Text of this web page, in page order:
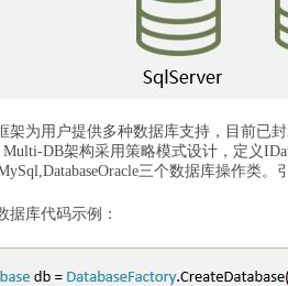
架为用户提供多种数据库支持，目前已
DB架构采用策略模式设计，定义
三个数据库操作类
据库代码示例：